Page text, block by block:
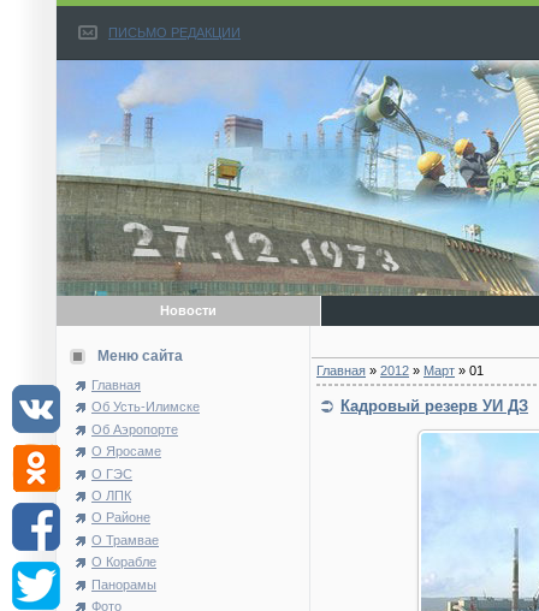
ПИСЬМО РЕДАКЦИИ
Новости
Меню сайта
Главная
Об Усть-Илимске
Об Аэропорте
О Яросаме
О ГЭС
О ЛПК
О Районе
О Трамвае
О Корабле
Панорамы
Фото
Главная » 2012 » Март » 01
Кадровый резерв УИ ДЗ